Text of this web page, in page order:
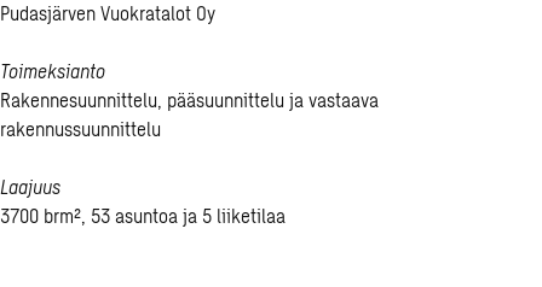
Pudasjärven Vuokratalot Oy
Toimeksianto
Rakennesuunnittelu, pääsuunnittelu ja vastaava
rakennussuunnittelu
Laajuus
3700 brm², 53 asuntoa ja 5 liiketilaa